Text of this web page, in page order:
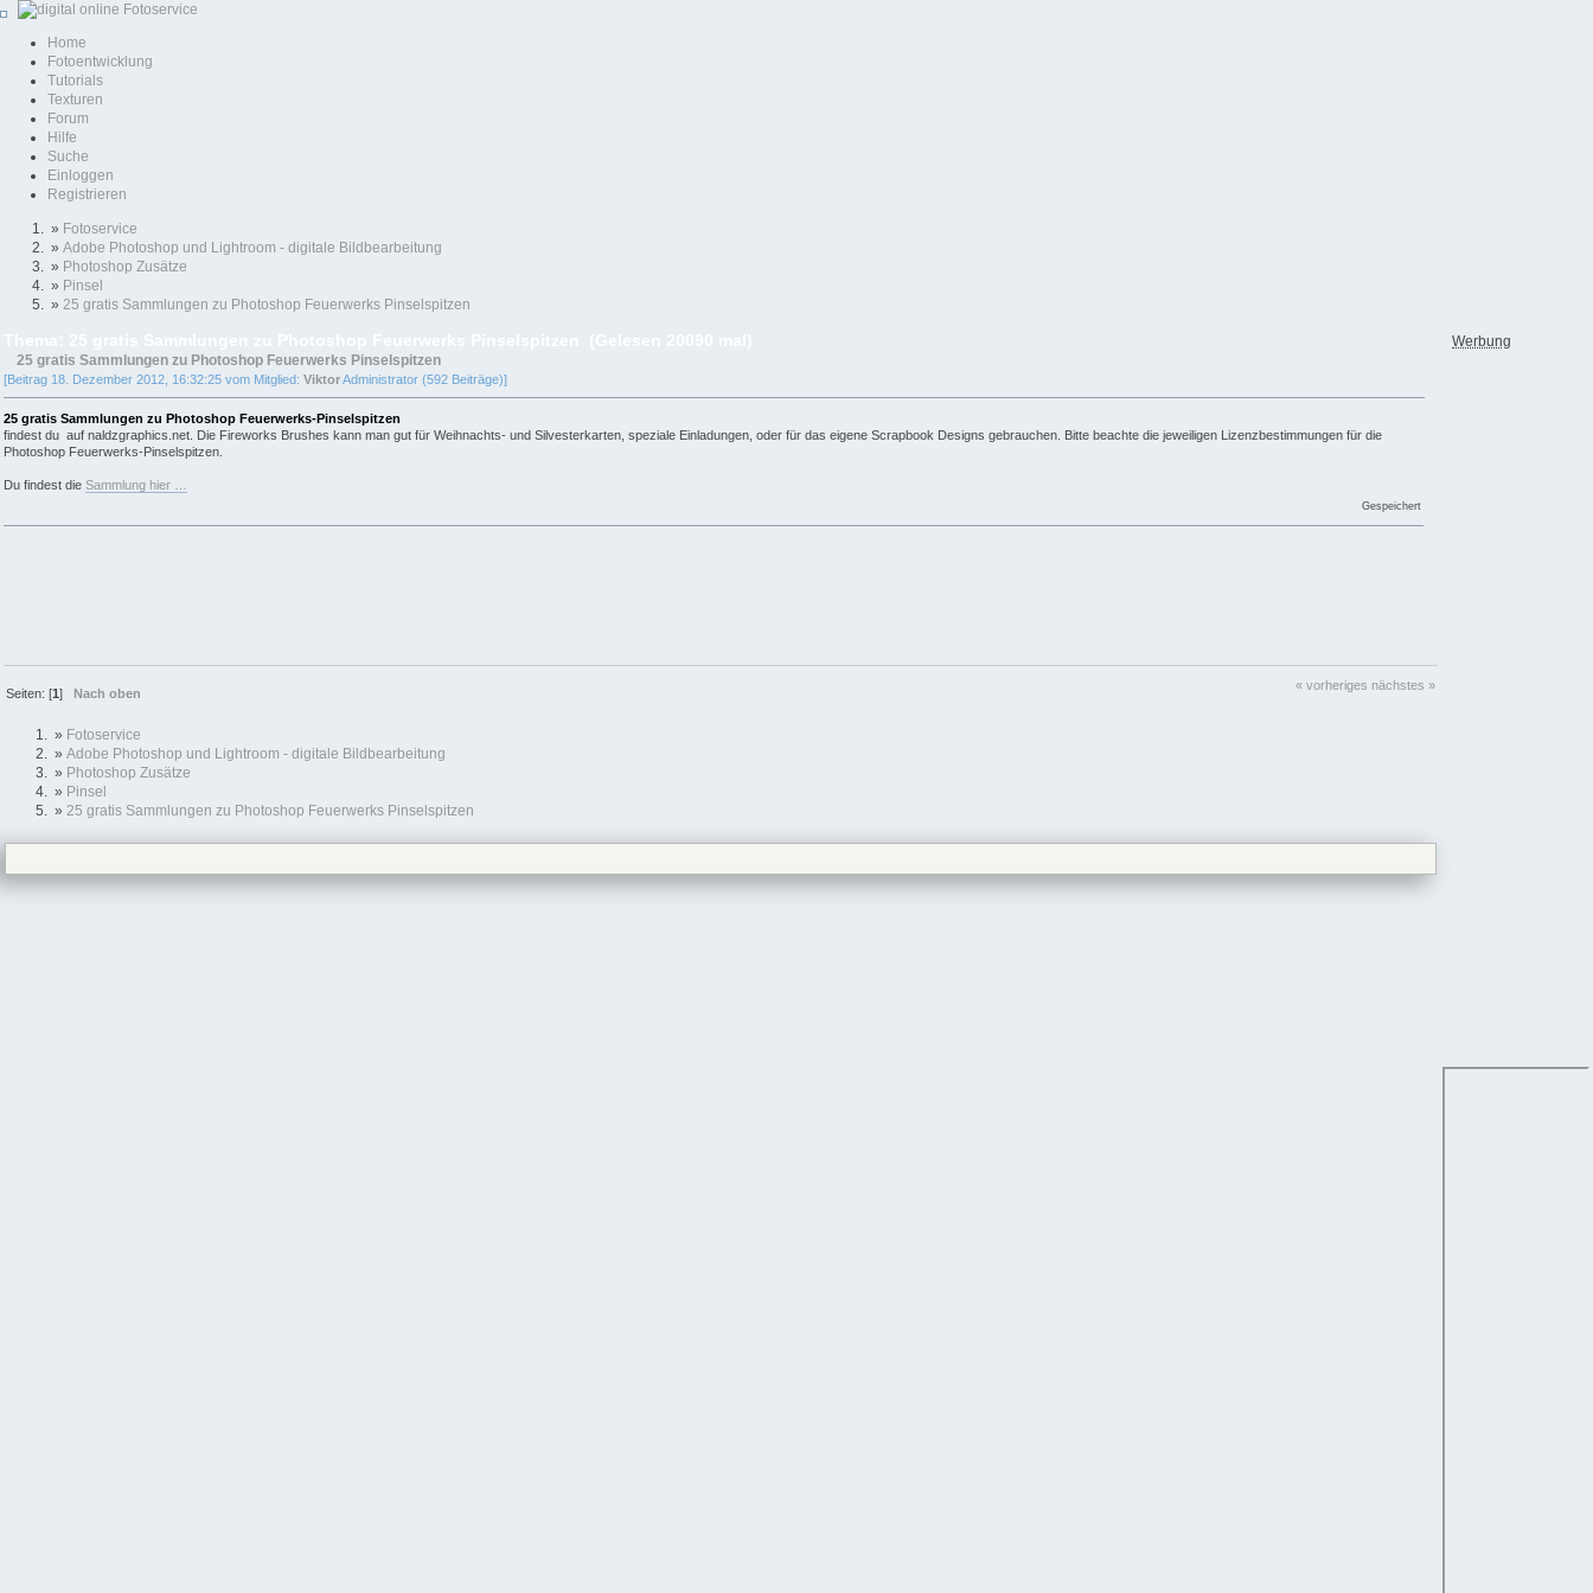
Home
Fotoentwicklung
Tutorials
Texturen
Forum
Hilfe
Suche
Einloggen
Registrieren
» Fotoservice
» Adobe Photoshop und Lightroom - digitale Bildbearbeitung
» Photoshop Zusätze
» Pinsel
» 25 gratis Sammlungen zu Photoshop Feuerwerks Pinselspitzen
25 gratis Sammlungen zu Photoshop Feuerwerks Pinselspitzen
[Beitrag 18. Dezember 2012, 16:32:25 vom Mitglied: ViktorAdministrator (592 Beiträge)]
25 gratis Sammlungen zu Photoshop Feuerwerks-Pinselspitzen
findest du auf naldzgraphics.net. Die Fireworks Brushes kann man gut für Weihnachts- und Silvesterkarten, speziale Einladungen, oder für das eigene Scrapbook Designs gebrauchen. Bitte beachte die jeweiligen Lizenzbestimmungen für die
Photoshop Feuerwerks-Pinselspitzen.
Du findest die Sammlung hier …
Gespeichert
Seiten: [1]Nach oben
« vorheriges nächstes »
» Fotoservice
» Adobe Photoshop und Lightroom - digitale Bildbearbeitung
» Photoshop Zusätze
» Pinsel
» 25 gratis Sammlungen zu Photoshop Feuerwerks Pinselspitzen
Werbung